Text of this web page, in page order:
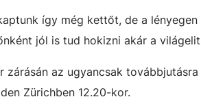
így még kettőt, de a
jól is tud hokizni akár a
zárásán az ugyancsak
Zürichben 12.20-kor.